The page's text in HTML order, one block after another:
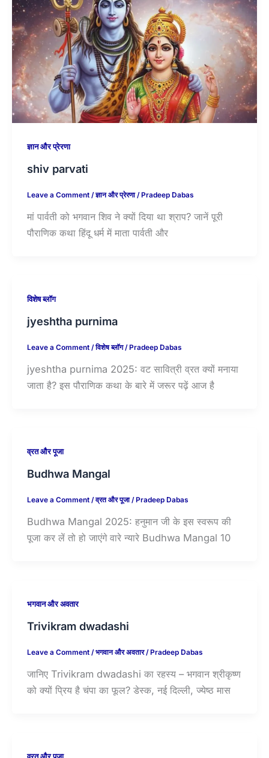
ज्ञान और प्रेरणा
shiv parvati
Leave a Comment /ज्ञान और प्रेरणा/Pradeep Dabas
मां पार्वती को भगवान शिव ने क्यों दिया था श्राप? जानें पूरी
पौराणिक कथा हिंदू धर्म में माता पार्वती और
विशेष ब्लॉग
jyeshtha purnima
Leave a Comment /विशेष ब्लॉग/Pradeep Dabas
jyeshtha purnima 2025: वट सावित्री व्रत क्यों मनाया
जाता है? इस पौराणिक कथा के बारे में जरूर पढ़ें आज है
व्रत और पूजा
Budhwa Mangal
Leave a Comment /व्रत और पूजा/ Pradeep Dabas
Budhwa Mangal 2025: हनुमान जी के इस स्वरूप की
पूजा कर लें तो हो जाएंगे वारे न्यारे Budhwa Mangal 10
भगवान और अवतार
Trivikram dwadashi
Leave a Comment /भगवान और अवतार/ Pradeep Dabas
जानिए Trivikram dwadashi का रहस्य – भगवान श्रीकृष्ण
को क्यों प्रिय है चंपा का फूल? डेस्क, नई दिल्ली, ज्येष्ठ मास